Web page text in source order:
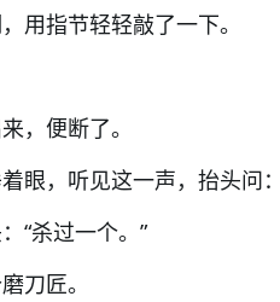
用指节轻轻敲了一下。
，便断了。
眼，听见这一声，抬头问
“杀过一个。”
刀匠。